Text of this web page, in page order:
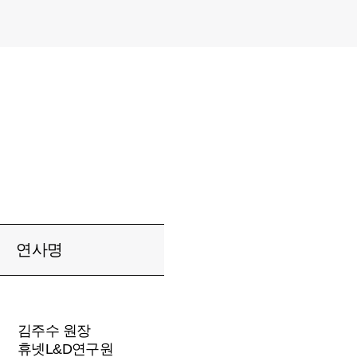
연사명
김주수 원장
휴넷L&D연구원